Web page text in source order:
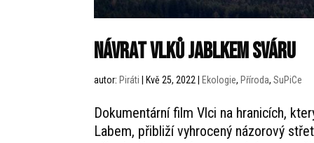
Návrat vlků jablkem sváru
autor: Piráti Kvě 25, 2022 Ekologie, Příroda,SuPiCe
Dokumentární film Vlci na hranicích,
Labem, přibliží vyhrocený názorový